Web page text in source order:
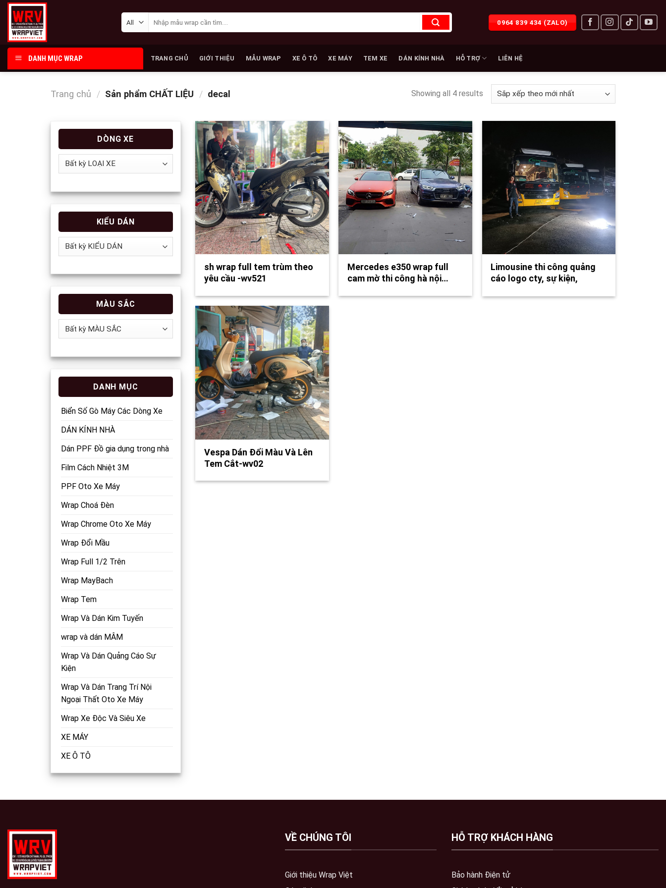
Skip
content
kiếm:
0964 839 434 (ZALO)
DANH MỤC WRAP TRANG CHỦ GIỚI THIỆU MẪU WRAP XE Ô TÔ XE MÁY TEM XE DÁN KÍNH NHÀ HỖ TRỢ LIÊN HỆ
Trang chủ / Sản phẩm CHẤT LIỆU / decal Showing all 4 results
DÒNG XE
KIỂU DÁN
MÀU SẮC
DANH MỤC
Biển Số Gò Máy Các Dòng Xe
DÁN KÍNH NHÀ
Dán PPF Đồ gia dụng trong nhà
Film Cách Nhiệt 3M
PPF Oto Xe Máy
Wrap Choá Đèn
Wrap Chrome Oto Xe Máy
Wrap Đổi Mầu
Wrap Full 1/2 Trên
Wrap MayBach
Wrap Tem
Wrap Và Dán Kim Tuyến
wrap và dán MÂM
Wrap Và Dán Quảng Cáo Sự
Kiện
Wrap Và Dán Trang Trí Nội
Ngoại Thất Oto Xe Máy
Wrap Xe Độc Và Siêu Xe
XE MÁY
XE Ô TÔ
sh wrap full tem trùm theo
yêu cầu -wv521
Mercedes e350 wrap full
cam mờ thi công hà nội…
Limousine thi công quảng
cáo logo cty, sự kiện,
Vespa Dán Đổi Màu Và Lên
Tem Cắt-wv02
VỀ CHÚNG TÔI
Giới thiệu Wrap Việt
HỖ TRỢ KHÁCH HÀNG
Bảo hành Điện tử